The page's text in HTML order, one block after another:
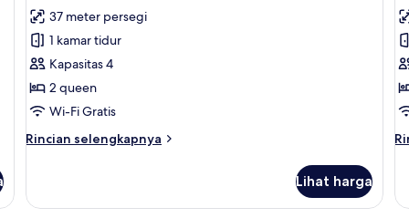
ulasan)
37 meter persegi
1 kamar tidur
Kapasitas 4
2 queen
Wi-Fi Gratis
Rincian selengkapnya
Rincian
Kamar,
Lihat harga